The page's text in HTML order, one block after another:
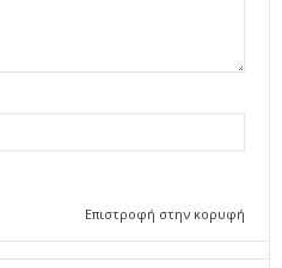
Επιστροφή στην κορυφή